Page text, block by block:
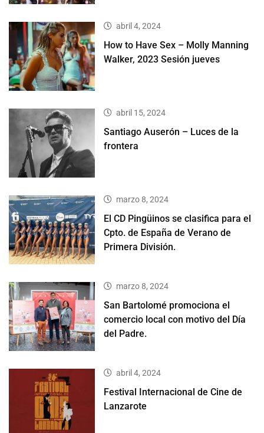
abril 4, 2024
How to Have Sex – Molly Manning
Walker, 2023 Sesión jueves
abril 15, 2024
Santiago Auserón – Luces de la
frontera
marzo 8, 2024
El CD Pingüinos se clasifica para el
Cpto. de España de Verano de
Primera División.
marzo 8, 2024
San Bartolomé promociona el
comercio local con motivo del Día
del Padre.
abril 4, 2024
Festival Internacional de Cine de
Lanzarote